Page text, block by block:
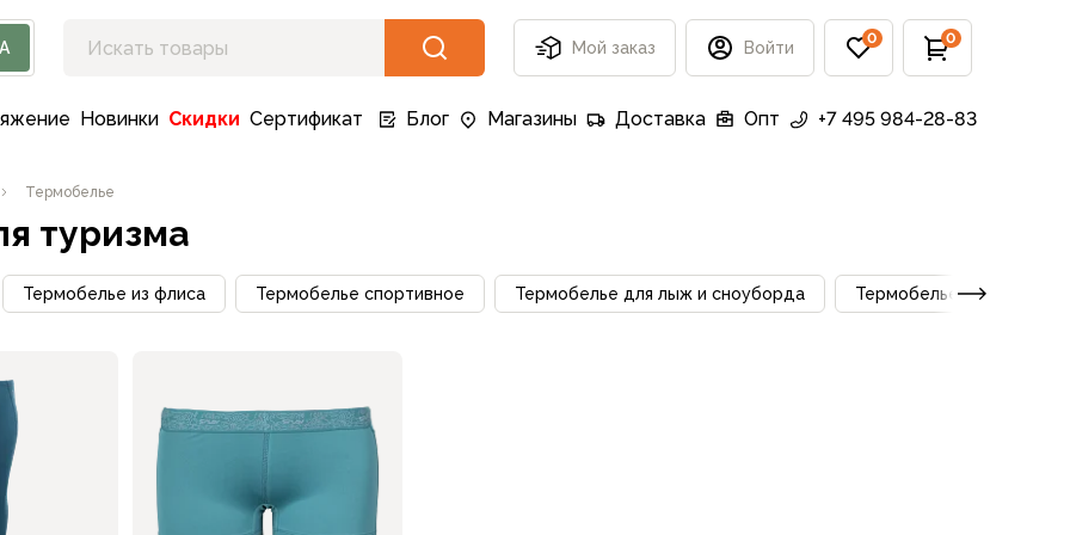
Мой заказ Войти 0 0
Новинки Скидки Сертификат Блог Магазины Доставка Опт +7 495 984-28-83
Термобелье
туризма
Термобелье из флиса Термобелье спортивное Термобелье для лыж и сноуборда Термобелье для бега